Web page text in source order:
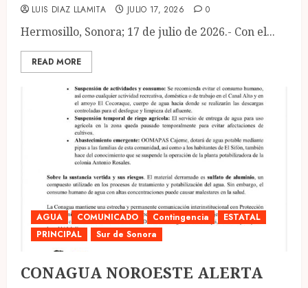
LUIS DIAZ LLAMITA JULIO 17, 2026 0
Hermosillo, Sonora; 17 de julio de 2026.- Con el...
READ MORE
AGUA COMUNICADO Contingencia
ESTATAL
PRINCIPAL
Sur de Sonora
CONAGUA NOROESTE ALERTA